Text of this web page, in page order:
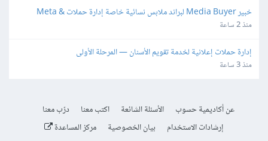
TikTok
منذ 2 ساعة
إدارة حملات إعلانية لخدمة تقويم الأسنان — المرحلة الأولى
منذ 3 ساعة
عن أكاديمية حسوب الأسئلة الشائعة اكتب معنا
درّب معنا
إرشادات الاستخدام
بيان الخصوصية مركز المساعدة